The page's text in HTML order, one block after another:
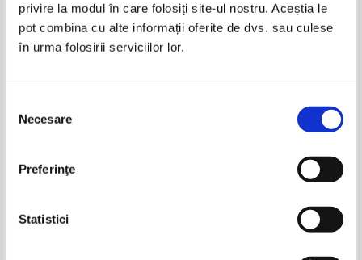
privire la modul în care folosiți site-ul nostru. Aceștia le
pot combina cu alte informații oferite de dvs. sau culese
în urma folosirii serviciilor lor.
consimțământului
Necesare
Preferinţe
Statistici
Pret:23,00 Lei
Adaugă în coș
Pret:24,00 Lei
Adaugă în coș